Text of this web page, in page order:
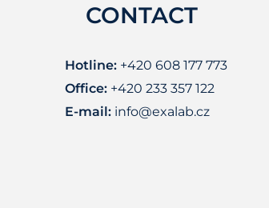
CONTACT
Hotline: +420 608 177 773
Office: +420 233 357 122
E-mail: info@exalab.cz